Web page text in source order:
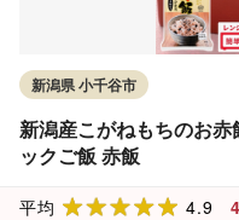
新潟県 小千谷市
新潟産こがねもちのお
ックご飯 赤飯
平均 4.9